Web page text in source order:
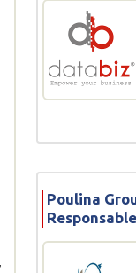
Poulina